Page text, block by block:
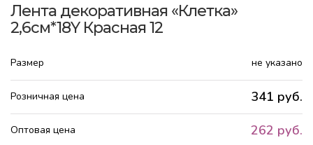
Лента декоративная «Клетка»
2,6см*18Y Красная 12
Размер не указано
Розничная цена 341 руб.
Оптовая цена 262 руб.